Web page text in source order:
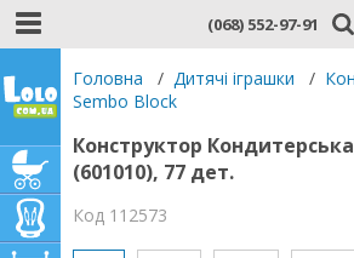
(068) 552-97-91
Головна / Дитячі іграшки /
Sembo Block
Конструктор
(601010), 77 дет.
Код 112573